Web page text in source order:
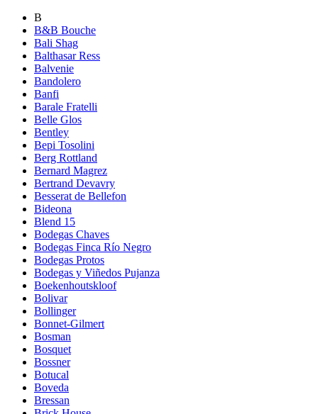
B
B&B Bouche
Bali Shag
Balthasar Ress
Balvenie
Bandolero
Banfi
Barale Fratelli
Belle Glos
Bentley
Bepi Tosolini
Berg Rottland
Bernard Magrez
Bertrand Devavry
Besserat de Bellefon
Bideona
Blend 15
Bodegas Chaves
Bodegas Finca Río Negro
Bodegas Protos
Bodegas y Viñedos Pujanza
Boekenhoutskloof
Bolivar
Bollinger
Bonnet-Gilmert
Bosman
Bosquet
Bossner
Botucal
Boveda
Bressan